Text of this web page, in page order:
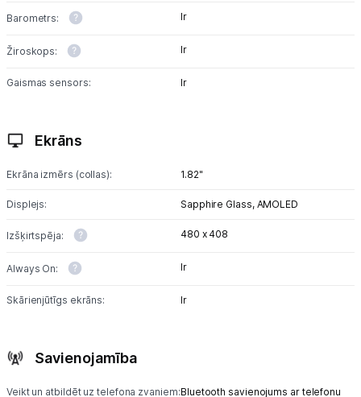
Barometrs: Ir
Žiroskops: Ir
Gaismas sensors: Ir
Ekrāns
Ekrāna izmērs (collas): 1.82"
Displejs: Sapphire Glass, AMOLED
Izšķirtspēja: 480 x 408
Always On: Ir
Skārienjūtīgs ekrāns: Ir
Savienojamība
Veikt un atbildēt uz telefona zvaniem:Bluetooth savienojums ar telefonu